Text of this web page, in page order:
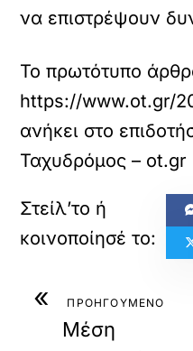
να επιστρέψουν
Το πρωτότυπο
https://www.ot.gr/
ανήκει στο
Ταχυδρόμος – ot.gr
« ΠΡΟΗΓΟΥΜΕΝΟ
Μέση